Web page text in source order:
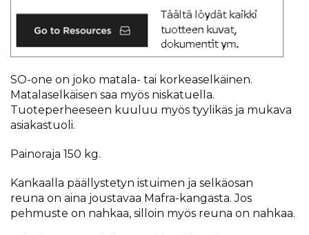
SO-one on joko matala- tai korkeaselkäinen.
Matalaselkäisen saa myös niskatuella.
Tuoteperheeseen kuuluu myös tyylikäs ja mukava
asiakastuoli.
Painoraja 150 kg.
Kankaalla päällystetyn istuimen ja selkäosan
reuna on aina joustavaa Mafra-kangasta. Jos
pehmuste on nahkaa, silloin myös reuna on nahkaa.